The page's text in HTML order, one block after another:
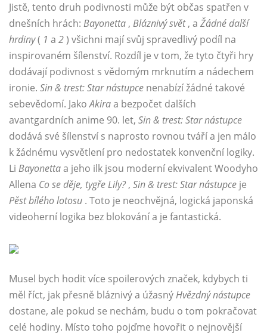
Jistě, tento druh podivnosti může být občas spatřen v
dnešních hrách: Bayonetta , Bláznivý svět, a Žádné další
hrdiny( 1 a 2) všichni mají svůj spravedlivý podíl na
inspirovaném šílenství. Rozdíl je v tom, že tyto čtyři hry
dodávají podivnost s vědomým mrknutím a nádechem
ironie. Sin & trest: Star nástupce nenabízí žádné takové
sebevědomí. JakoAkiraa bezpočet dalších
avantgardních anime 90. let, Sin & trest: Star nástupce
dodává své šílenství s naprosto rovnou tváří a jen málo
k žádnému vysvětlení pro nedostatek konvenční logiky.
Li Bayonettaa jeho ilk jsou moderní ekvivalent Woodyho
Allena Co se děje, tygře Lily? , Sin & trest: Star nástupce je
Pěst bílého lotosu . Toto je neochvějná, logická japonská
videoherní logika bez blokování a je fantastická.
Musel bych hodit více spoilerových značek, kdybych ti
měl říct, jak přesně bláznivý a úžasnýHvězdný nástupce
dostane, ale pokud se nechám, budu o tom pokračovat
celé hodiny. Místo toho pojďme hovořit o nejnovější